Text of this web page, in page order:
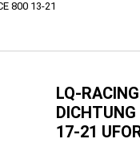
800 13-21
LQ-
17-21